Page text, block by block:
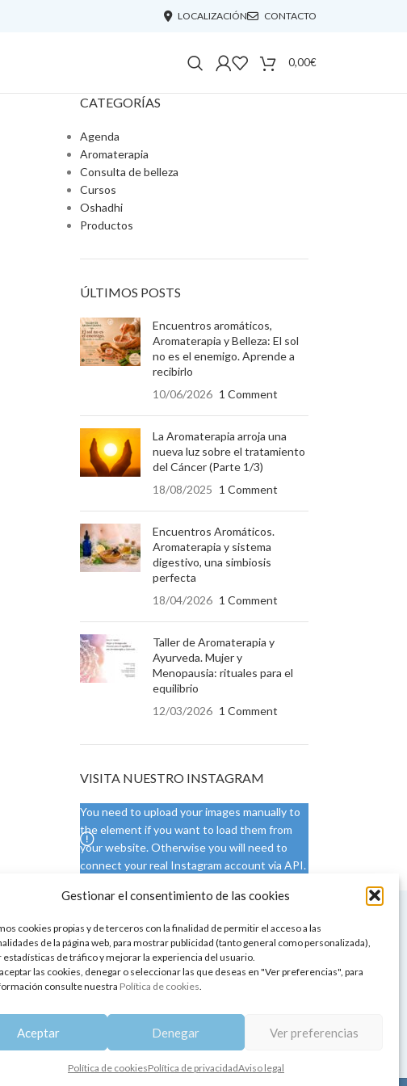
Gestionar el consentimiento de las cookies
cookies propias y de terceros con la finalidad de permitir el acceso a las
de la página web, para mostrar publicidad (tanto general como personalizada),
estadísticas de tráfico y mejorar la experiencia del usuario.
las cookies, denegar o seleccionar las que deseas en "Ver preferencias", para
consulte nuestra Política de cookies.
Aceptar Denegar Ver preferencias
Política de cookiesPolítica de privacidadAviso legal
LOCALIZACIÓN CONTACTO
0,00€
CATEGORÍAS
Agenda
Aromaterapia
Consulta de belleza
Cursos
Oshadhi
Productos
ÚLTIMOS POSTS
Encuentros aromáticos,
Aromaterapia y Belleza: El sol
no es el enemigo. Aprende a
recibirlo
10/06/2026 1 Comment
La Aromaterapia arroja una
nueva luz sobre el tratamiento
del Cáncer (Parte 1/3)
18/08/2025 1 Comment
Encuentros Aromáticos.
Aromaterapia y sistema
digestivo, una simbiosis
perfecta
18/04/2026 1 Comment
Taller de Aromaterapia y
Ayurveda. Mujer y
Menopausia: rituales para el
equilibrio
12/03/2026 1 Comment
VISITA NUESTRO INSTAGRAM
You need to upload your images manually to
the element if you want to load them from
your website. Otherwise you will need to
connect your real Instagram account via API.
VISÍTA NUESTRA SEDE
física
de aromaterapia
de belleza
Aromaterapia y bienestar
CONDICIONES DE USO
Condiciones generales
Cambios y devoluciones
Formas de pago
Formas de envío